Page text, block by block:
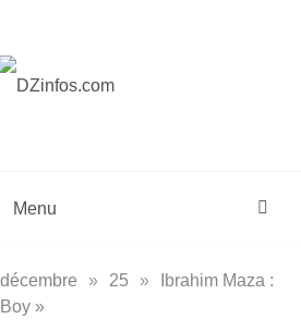
Menu
décembre » 25 »
Ibrahim Maza :
»